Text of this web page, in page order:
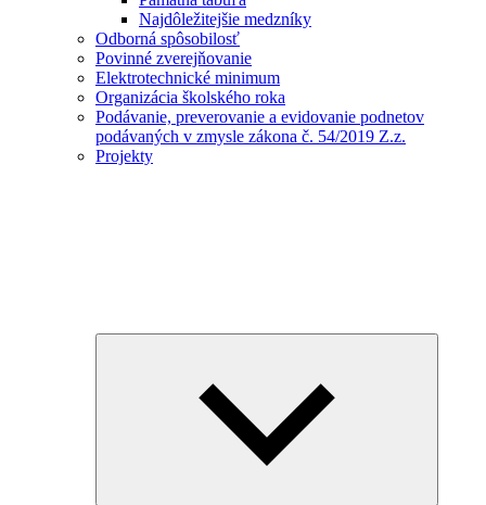
Najdôležitejšie medzníky
Odborná spôsobilosť
Povinné zverejňovanie
Elektrotechnické minimum
Organizácia školského roka
Podávanie, preverovanie a evidovanie podnetov
podávaných v zmysle zákona č. 54/2019 Z.z.
Projekty